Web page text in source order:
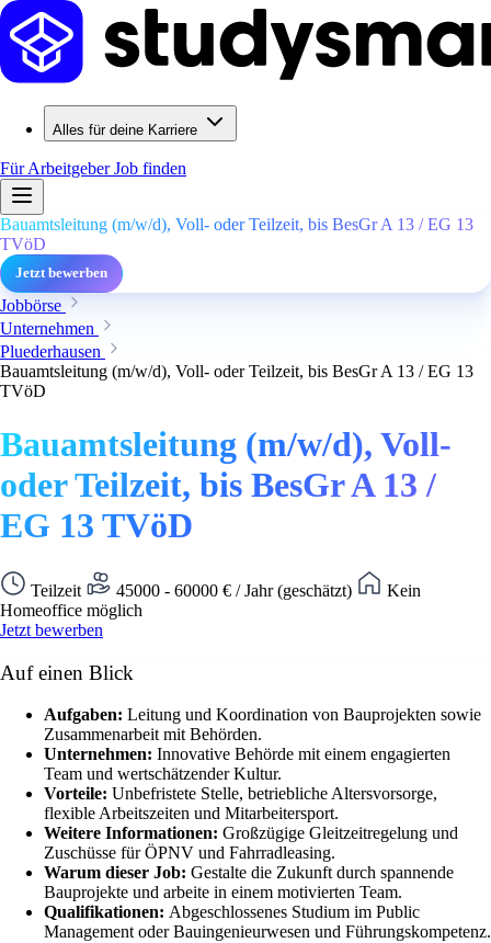
Alles für deine Karriere
Für ArbeitgeberJob finden
Bauamtsleitung (m/w/d), Voll- oder Teilzeit, bis BesGr A 13 / EG 13
TVöD
Jetzt bewerben
Jobbörse
Unternehmen
Pluederhausen
Bauamtsleitung (m/w/d), Voll- oder Teilzeit, bis BesGr A 13 / EG 13
TVöD
Bauamtsleitung (m/w/d), Voll-
oder Teilzeit, bis BesGr A 13 /
EG 13 TVöD
Teilzeit 45000 - 60000 € / Jahr (geschätzt)
Kein
Homeoffice möglich
Jetzt bewerben
Auf einen Blick
Aufgaben: Leitung und Koordination von Bauprojekten sowie
Zusammenarbeit mit Behörden.
Unternehmen: Innovative Behörde mit einem engagierten
Team und wertschätzender Kultur.
Vorteile: Unbefristete Stelle, betriebliche Altersvorsorge,
flexible Arbeitszeiten und Mitarbeitersport.
Weitere Informationen: Großzügige Gleitzeitregelung und
Zuschüsse für ÖPNV und Fahrradleasing.
Warum dieser Job: Gestalte die Zukunft durch spannende
Bauprojekte und arbeite in einem motivierten Team.
Qualifikationen: Abgeschlossenes Studium im Public
Management oder Bauingenieurwesen und Führungskompetenz.